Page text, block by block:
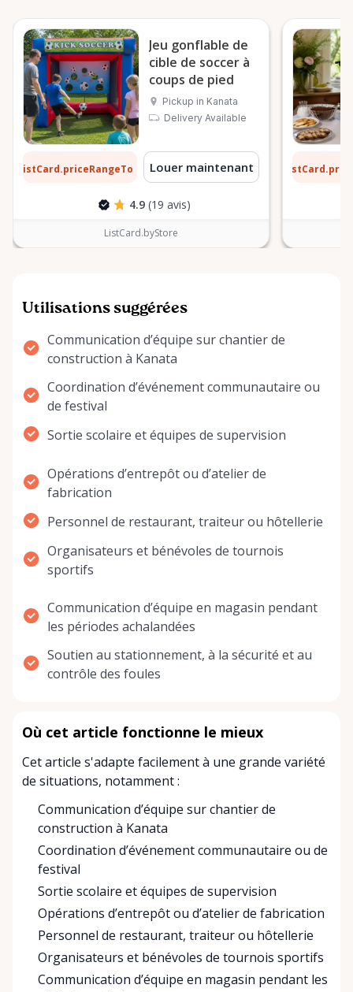
Jeu gonflable de
cible de soccer à
coups de pied
Pickup in Kanata
Delivery Available
ListCard.priceRangeTo par jour
Louer maintenant
4.9 (19 avis)
ListCard.byStore
Utilisations suggérées
Communication d’équipe sur chantier de
construction à Kanata
Coordination d’événement communautaire ou
de festival
Sortie scolaire et équipes de supervision
Opérations d’entrepôt ou d’atelier de
fabrication
Personnel de restaurant, traiteur ou hôtellerie
Organisateurs et bénévoles de tournois
sportifs
Communication d’équipe en magasin pendant
les périodes achalandées
Soutien au stationnement, à la sécurité et au
contrôle des foules
Où cet article fonctionne le mieux
Cet article s'adapte facilement à une grande variété
de situations, notamment :
Communication d’équipe sur chantier de
construction à Kanata
Coordination d’événement communautaire ou de
festival
Sortie scolaire et équipes de supervision
Opérations d’entrepôt ou d’atelier de fabrication
Personnel de restaurant, traiteur ou hôtellerie
Organisateurs et bénévoles de tournois sportifs
Communication d’équipe en magasin pendant les